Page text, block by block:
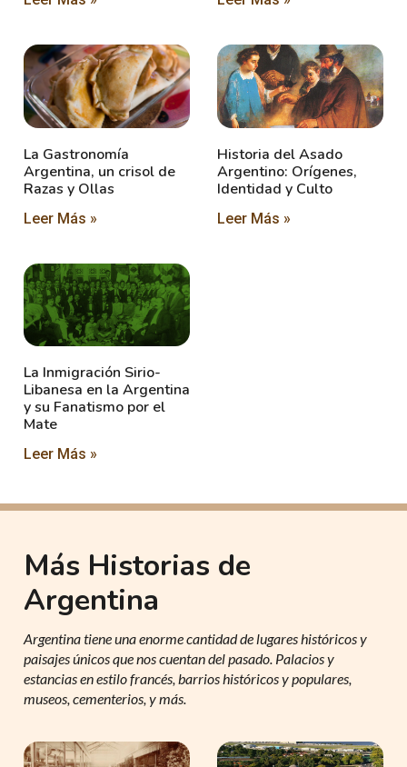
La Gastronomía
Argentina, un crisol de
Razas y Ollas
Leer Más »
Historia del Asado
Argentino: Orígenes,
Identidad y Culto
Leer Más »
La Inmigración Sirio-
Libanesa en la Argentina
y su Fanatismo por el
Mate
Leer Más »
Más Historias de
Argentina
Argentina tiene una enorme cantidad de lugares históricos y
paisajes únicos que nos cuentan del pasado. Palacios y
estancias en estilo francés, barrios históricos y populares,
museos, cementerios, y más.